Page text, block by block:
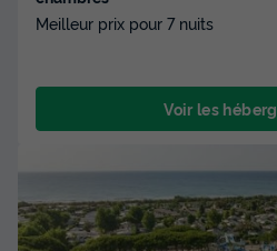
Meilleur prix pour 7 nuits
Voir les